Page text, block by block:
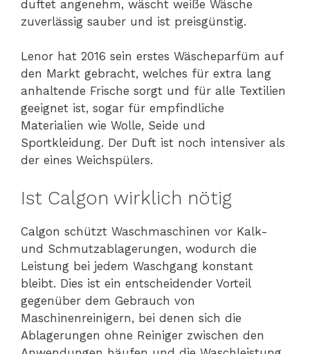
duftet angenehm, wäscht weiße Wäsche
zuverlässig sauber und ist preisgünstig.
Lenor hat 2016 sein erstes Wäscheparfüm auf
den Markt gebracht, welches für extra lang
anhaltende Frische sorgt und für alle Textilien
geeignet ist, sogar für empfindliche
Materialien wie Wolle, Seide und
Sportkleidung. Der Duft ist noch intensiver als
der eines Weichspülers.
Ist Calgon wirklich nötig
Calgon schützt Waschmaschinen vor Kalk-
und Schmutzablagerungen, wodurch die
Leistung bei jedem Waschgang konstant
bleibt. Dies ist ein entscheidender Vorteil
gegenüber dem Gebrauch von
Maschinenreinigern, bei denen sich die
Ablagerungen ohne Reiniger zwischen den